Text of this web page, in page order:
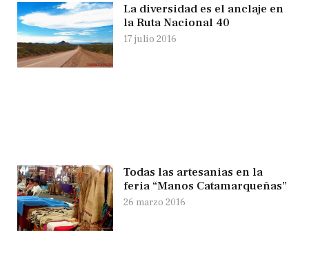
La diversidad es el anclaje en
la Ruta Nacional 40
17 julio 2016
Todas las artesanias en la
feria “Manos Catamarqueñas”
26 marzo 2016